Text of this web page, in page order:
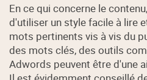
En ce qui concerne le
d'utiliser un style facile à lire
mots pertinents vis à vis du
des mots clés, des outils
Adwords peuvent être d'une